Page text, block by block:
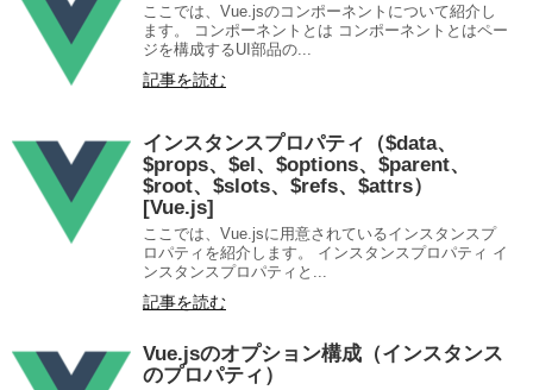
ここでは、Vue.jsのコンポーネントについて紹介し
ます。 コンポーネントとは コンポーネントとはペー
ジを構成するUI部品の...
記事を読む
インスタンスプロパティ（$data、
$props、$el、$options、$parent、
$root、$slots、$refs、$attrs）
[Vue.js]
ここでは、Vue.jsに用意されているインスタンスプ
ロパティを紹介します。 インスタンスプロパティ イ
ンスタンスプロパティと...
記事を読む
Vue.jsのオプション構成（インスタンス
のプロパティ）